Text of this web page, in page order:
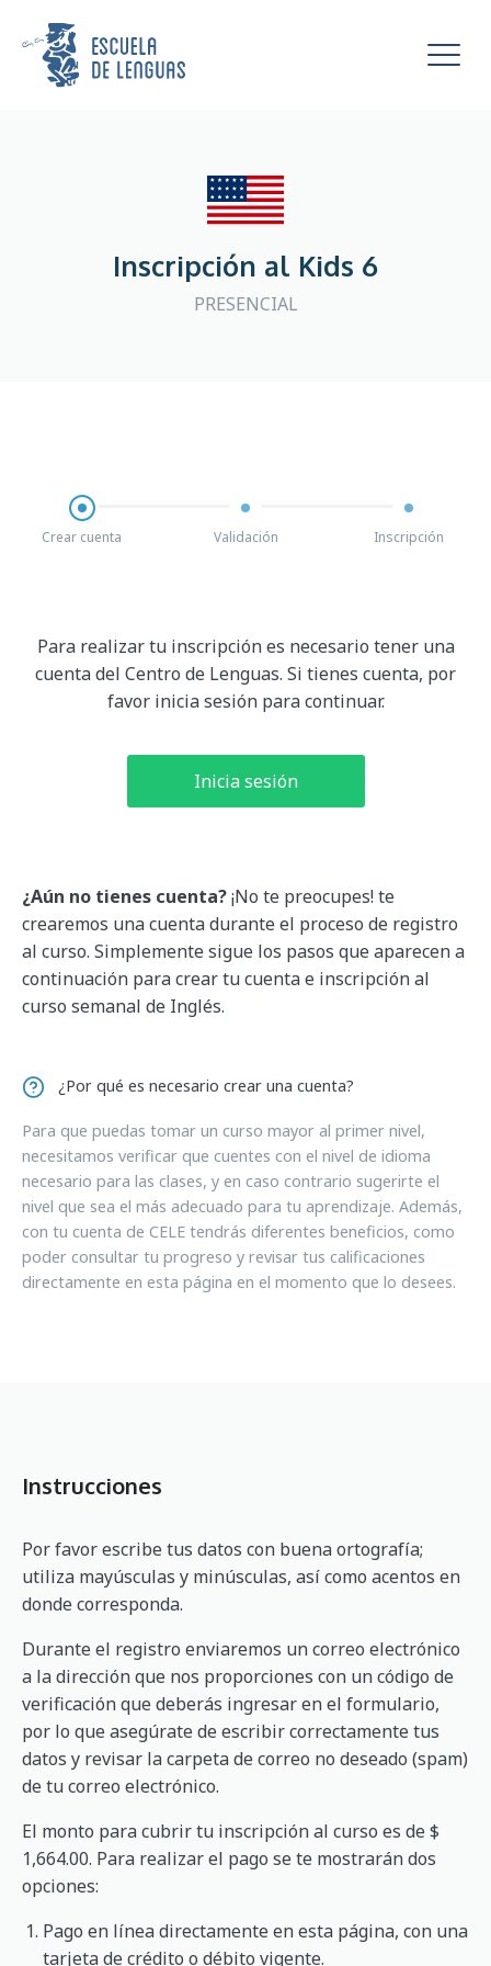
Inscripción al Kids 6
PRESENCIAL
Crear cuenta Validación Inscripción
Para realizar tu inscripción es necesario tener una
cuenta del Centro de Lenguas. Si tienes cuenta, por
favor inicia sesión para continuar.
Inicia sesión
¿Aún no tienes cuenta?¡No te preocupes! te
crearemos una cuenta durante el proceso de registro
al curso. Simplemente sigue los pasos que aparecen a
continuación para crear tu cuenta e inscripción al
curso semanal de Inglés.
¿Por qué es necesario crear una cuenta?
Para que puedas tomar un curso mayor al primer nivel,
necesitamos verificar que cuentes con el nivel de idioma
necesario para las clases, y en caso contrario sugerirte el
nivel que sea el más adecuado para tu aprendizaje. Además,
con tu cuenta de CELE tendrás diferentes beneficios, como
poder consultar tu progreso y revisar tus calificaciones
directamente en esta página en el momento que lo desees.
Instrucciones
Por favor escribe tus datos con buena ortografía;
utiliza mayúsculas y minúsculas, así como acentos en
donde corresponda.
Durante el registro enviaremos un correo electrónico
a la dirección que nos proporciones con un código de
verificación que deberás ingresar en el formulario,
por lo que asegúrate de escribir correctamente tus
datos y revisar la carpeta de correo no deseado (spam)
de tu correo electrónico.
El monto para cubrir tu inscripción al curso es de $
1,664.00. Para realizar el pago se te mostrarán dos
opciones:
Pago en línea directamente en esta página, con una
tarjeta de crédito o débito vigente.